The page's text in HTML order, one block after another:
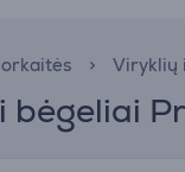
Viryklių
bėgeliai